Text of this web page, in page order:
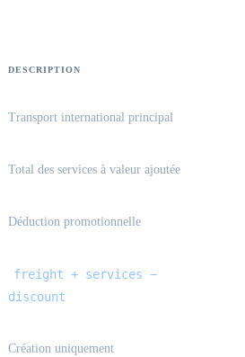
DESCRIPTION
Transport international principal
Total des services à valeur ajoutée
Déduction promotionnelle
freight + services −
discount
Création uniquement